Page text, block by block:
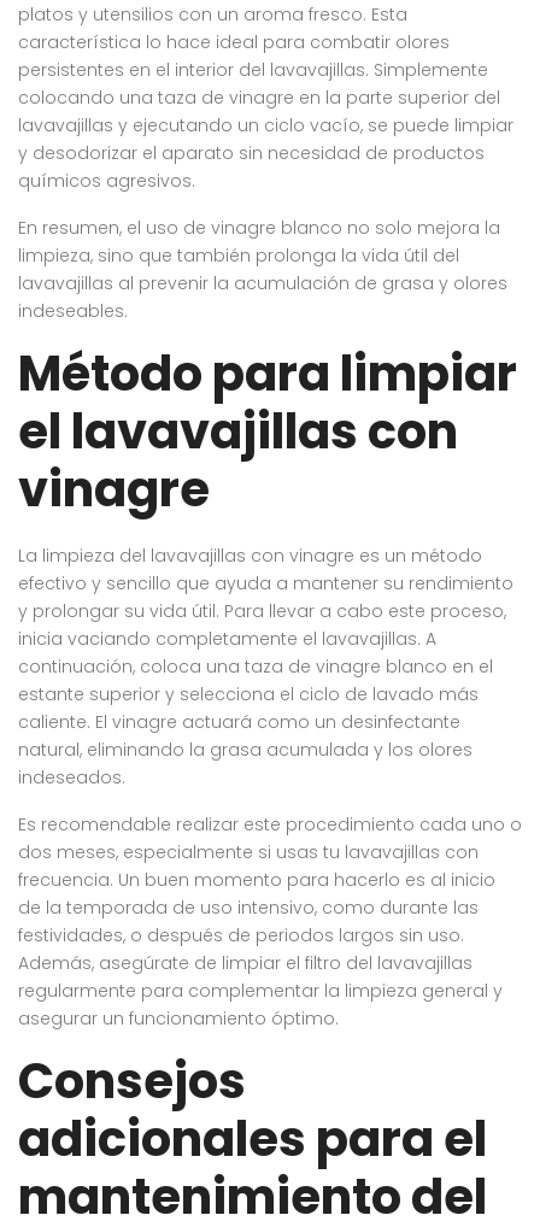
platos y utensilios con un aroma fresco. Esta
característica lo hace ideal para combatir olores
persistentes en el interior del lavavajillas. Simplemente
colocando una taza de vinagre en la parte superior del
lavavajillas y ejecutando un ciclo vacío, se puede limpiar
y desodorizar el aparato sin necesidad de productos
químicos agresivos.
En resumen, el uso de vinagre blanco no solo mejora la
limpieza, sino que también prolonga la vida útil del
lavavajillas al prevenir la acumulación de grasa y olores
indeseables.
Método para limpiar
el lavavajillas con
vinagre
La limpieza del lavavajillas con vinagre es un método
efectivo y sencillo que ayuda a mantener su rendimiento
y prolongar su vida útil. Para llevar a cabo este proceso,
inicia vaciando completamente el lavavajillas. A
continuación, coloca una taza de vinagre blanco en el
estante superior y selecciona el ciclo de lavado más
caliente. El vinagre actuará como un desinfectante
natural, eliminando la grasa acumulada y los olores
indeseados.
Es recomendable realizar este procedimiento cada uno o
dos meses, especialmente si usas tu lavavajillas con
frecuencia. Un buen momento para hacerlo es al inicio
de la temporada de uso intensivo, como durante las
festividades, o después de periodos largos sin uso.
Además, asegúrate de limpiar el filtro del lavavajillas
regularmente para complementar la limpieza general y
asegurar un funcionamiento óptimo.
Consejos
adicionales para el
mantenimiento del